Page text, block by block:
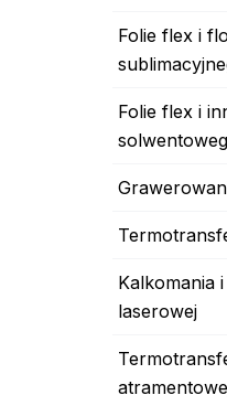
Folie flex i
Folie flex i
Kalkomania
laserowej